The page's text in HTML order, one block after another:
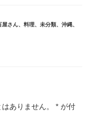
屋さん、 料理、 未分類、 沖縄、
ありません。 * が付